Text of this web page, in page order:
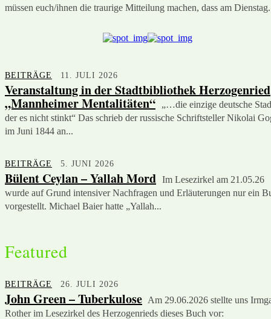
müssen euch/ihnen die traurige Mitteilung machen, dass am
BEITRÄGE 11. JULI 2026
Veranstaltung in der Stadtbibliothek Herzogenried
„Mannheimer Mentalitäten“
„…die einzige deutsche
der es nicht stinkt“ Das schrieb der russische Schriftsteller Nikolai
im Juni 1844 an...
BEITRÄGE 5. JUNI 2026
Bülent Ceylan – Yallah Mord Im Lesezirkel am 21.05.26
wurde auf Grund intensiver Nachfragen und Erläuterungen nur ein
vorgestellt. Michael Baier hatte „Yallah...
Featured
BEITRÄGE 26. JULI 2026
John Green – Tuberkulose Am 29.06.2026 stellte uns
Rother im Lesezirkel des Herzogenrieds dieses Buch vor: